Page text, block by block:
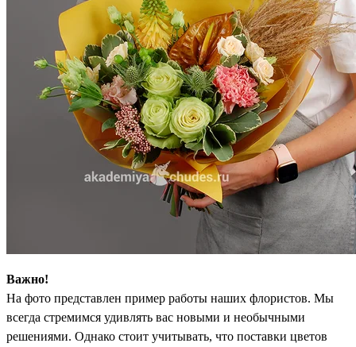
Важно!
На фото представлен пример работы наших флористов. Мы
всегда стремимся удивлять вас новыми и необычными
решениями. Однако стоит учитывать, что поставки цветов